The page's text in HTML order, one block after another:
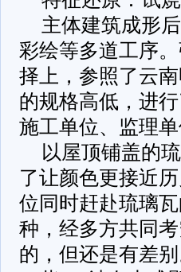
主体建筑成形
彩绘等多道工序
择上，参照了云
的规格高低，进
施工单位、监理
以屋顶铺盖的
了让颜色更接近
位同时赶赴琉璃
种，经多方共同
的，但还是有差